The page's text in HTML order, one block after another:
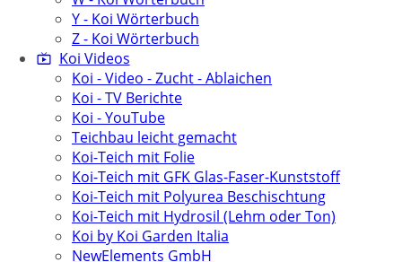
Y - Koi Wörterbuch
Z - Koi Wörterbuch
Koi Videos
Koi - Video - Zucht - Ablaichen
Koi - TV Berichte
Koi - YouTube
Teichbau leicht gemacht
Koi-Teich mit Folie
Koi-Teich mit GFK Glas-Faser-Kunststoff
Koi-Teich mit Polyurea Beschischtung
Koi-Teich mit Hydrosil (Lehm oder Ton)
Koi by Koi Garden Italia
NewElements GmbH